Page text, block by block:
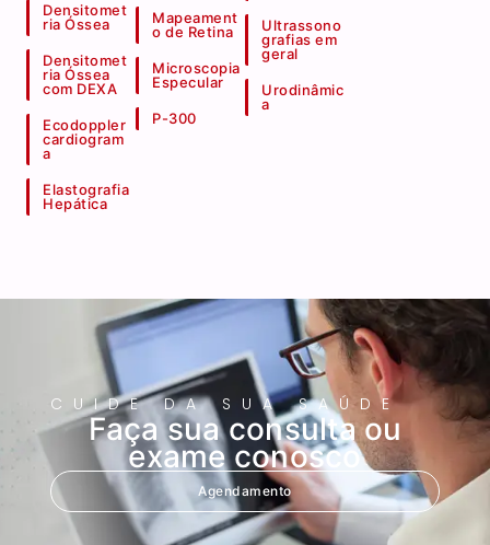
Densitomet
ria Óssea
Densitomet
ria Óssea
com DEXA
Ecodoppler
cardiogram
a
Elastografia
Hepática
Mapeament
o de Retina
Microscopia
Especular
P-300
Ultrassono
grafias em
geral
Urodinâmic
a
CUIDE DA SUA SAÚDE
Faça sua consulta ou
exame conosco
Agendamento